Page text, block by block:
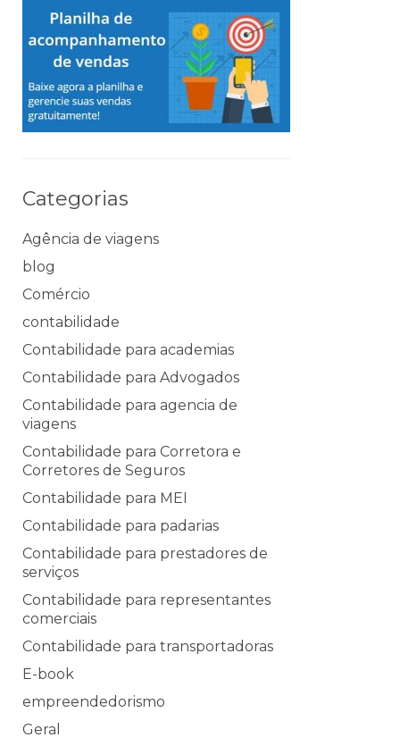
Categorias
Agência de viagens
blog
Comércio
contabilidade
Contabilidade para academias
Contabilidade para Advogados
Contabilidade para agencia de
viagens
Contabilidade para Corretora e
Corretores de Seguros
Contabilidade para MEI
Contabilidade para padarias
Contabilidade para prestadores de
serviços
Contabilidade para representantes
comerciais
Contabilidade para transportadoras
E-book
empreendedorismo
Geral